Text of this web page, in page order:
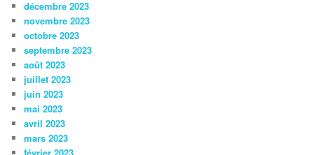
décembre 2023
novembre 2023
octobre 2023
septembre 2023
août 2023
juillet 2023
juin 2023
mai 2023
avril 2023
mars 2023